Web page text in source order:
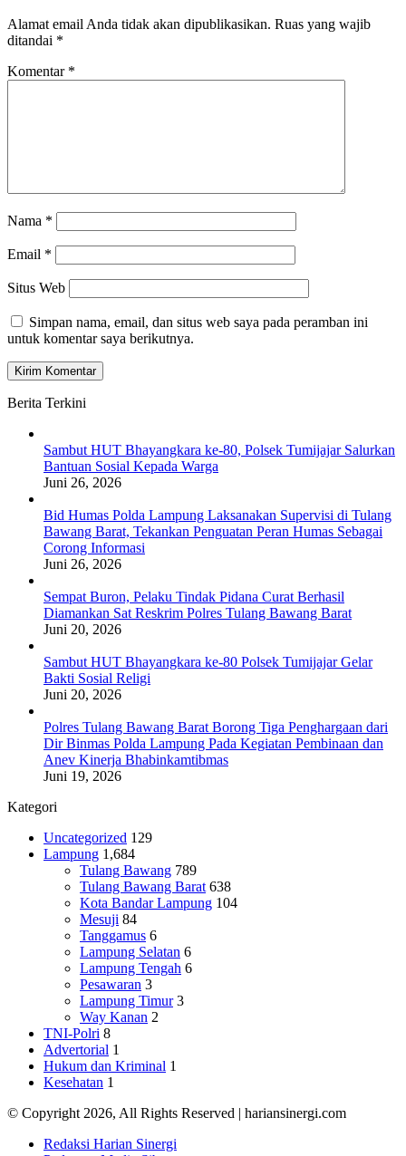
Alamat email Anda tidak akan dipublikasikan. Ruas yang wajib
ditandai *
Komentar *
Nama *
Email *
Situs Web
Simpan nama, email, dan situs web saya pada peramban ini
untuk komentar saya berikutnya.
Berita Terkini
Sambut HUT Bhayangkara ke-80, Polsek Tumijajar Salurkan
Bantuan Sosial Kepada Warga
Juni 26, 2026
Bid Humas Polda Lampung Laksanakan Supervisi di Tulang
Bawang Barat, Tekankan Penguatan Peran Humas Sebagai
Corong Informasi
Juni 26, 2026
Sempat Buron, Pelaku Tindak Pidana Curat Berhasil
Diamankan Sat Reskrim Polres Tulang Bawang Barat
Juni 20, 2026
Sambut HUT Bhayangkara ke-80 Polsek Tumijajar Gelar
Bakti Sosial Religi
Juni 20, 2026
Polres Tulang Bawang Barat Borong Tiga Penghargaan dari
Dir Binmas Polda Lampung Pada Kegiatan Pembinaan dan
Anev Kinerja Bhabinkamtibmas
Juni 19, 2026
Kategori
Uncategorized 129
Lampung 1,684
Tulang Bawang 789
Tulang Bawang Barat 638
Kota Bandar Lampung 104
Mesuji 84
Tanggamus 6
Lampung Selatan 6
Lampung Tengah 6
Pesawaran 3
Lampung Timur 3
Way Kanan 2
TNI-Polri 8
Advertorial 1
Hukum dan Kriminal 1
Kesehatan 1
© Copyright 2026, All Rights Reserved | hariansinergi.com
Redaksi Harian Sinergi